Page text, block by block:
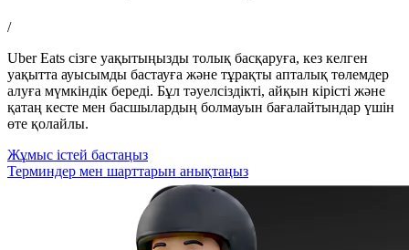
/
Uber Eats сізге уақытыңызды толық басқаруға, кез келген
уақытта ауысымды бастауға және тұрақты апталық төлемдер
алуға мүмкіндік береді. Бұл тәуелсіздікті, айқын кірісті және
қатаң кесте мен басшылардың болмауын бағалайтындар үшін
өте қолайлы.
Жұмыс істей бастаңыз
Терминдер мен шарттарын анықтаңыз